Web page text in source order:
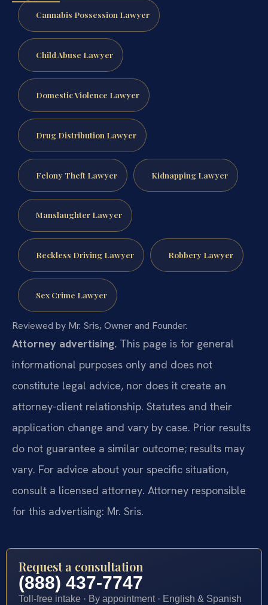
Cannabis Possession Lawyer
Child Abuse Lawyer
Domestic Violence Lawyer
Drug Distribution Lawyer
Felony Theft Lawyer Kidnapping Lawyer
Manslaughter Lawyer
Reckless Driving Lawyer Robbery Lawyer
Sex Crime Lawyer
Reviewed by Mr. Sris, Owner and Founder.
Attorney advertising. This page is for general
informational purposes only and does not
constitute legal advice, nor does it create an
attorney-client relationship. Statutes and their
application change and vary by case. Prior results
do not guarantee a similar outcome; results may
vary. For advice about your specific situation,
consult a licensed attorney. Attorney responsible
for this advertising: Mr. Sris.
Request a consultation
(888) 437-7747
Toll-free intake · By appointment · English & Spanish